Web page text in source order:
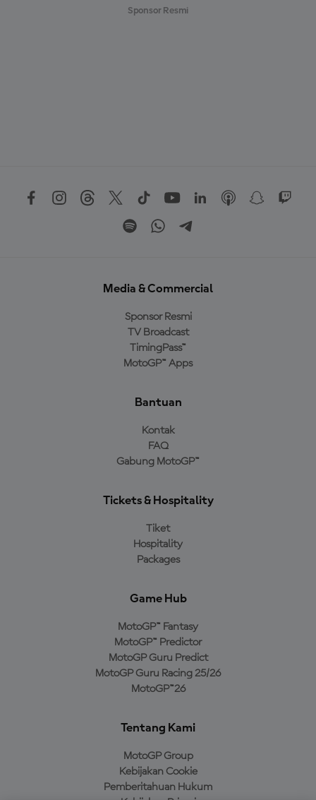
Sponsor Resmi
Media & Commercial
Sponsor Resmi
TV Broadcast
TimingPass™
MotoGP™ Apps
Bantuan
Kontak
FAQ
Gabung MotoGP™
Tickets & Hospitality
Tiket
Hospitality
Packages
Game Hub
MotoGP™ Fantasy
MotoGP™ Predictor
MotoGP Guru Predict
MotoGP Guru Racing 25/26
MotoGP™26
Tentang Kami
MotoGP Group
Kebijakan Cookie
Pemberitahuan Hukum